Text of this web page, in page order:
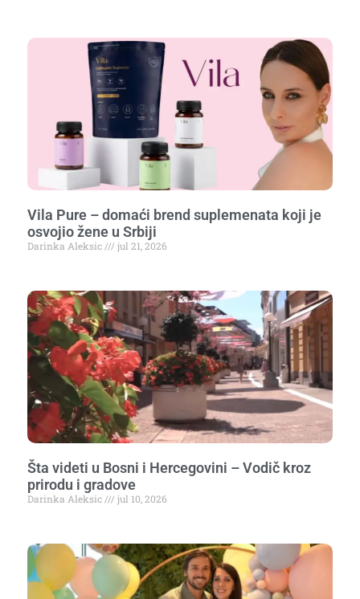
Vila Pure – domaći brend suplemenata koji je
osvojio žene u Srbiji
Darinka Aleksic jul 21, 2026
Šta videti u Bosni i Hercegovini – Vodič kroz
prirodu i gradove
Darinka Aleksic jul 10, 2026